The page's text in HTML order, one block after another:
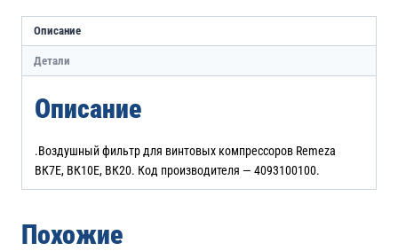
Описание
Детали
Описание
.Воздушный фильтр для винтовых компрессоров Remeza
ВК7Е, ВК10Е, ВК20. Код производителя — 4093100100.
Похожие